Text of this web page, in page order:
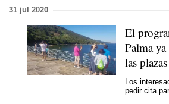
31 jul 2020
El
Palma
las
Los
pedir cita